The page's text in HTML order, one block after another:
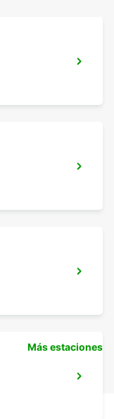
Más estaciones